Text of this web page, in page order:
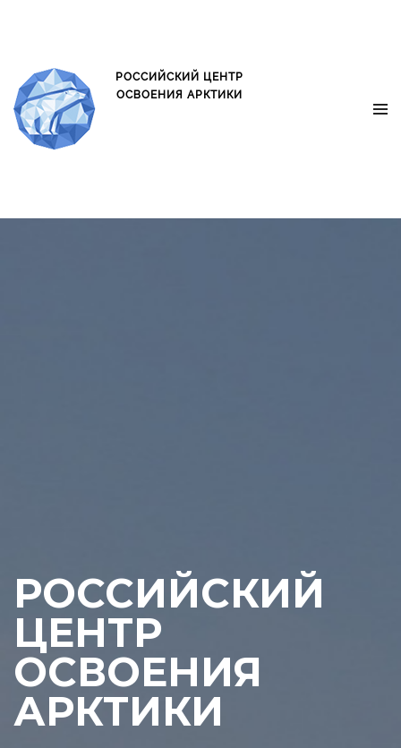
РОССИЙСКИЙ ЦЕНТР
ОСВОЕНИЯ АРКТИКИ
РОССИЙСКИЙ
ЦЕНТР
ОСВОЕНИЯ
АРКТИКИ